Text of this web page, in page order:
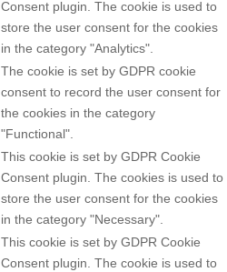
Consent plugin. The cookie is used to
store the user consent for the cookies
in the category "Analytics".
The cookie is set by GDPR cookie
consent to record the user consent for
the cookies in the category
"Functional".
This cookie is set by GDPR Cookie
Consent plugin. The cookies is used to
store the user consent for the cookies
in the category "Necessary".
This cookie is set by GDPR Cookie
Consent plugin. The cookie is used to